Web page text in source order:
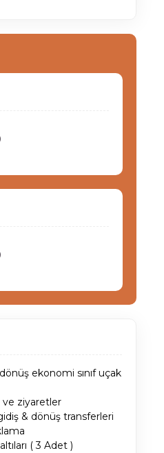
ekonomi sınıf uçak
ve ziyaretler
& dönüş transferleri
( 3 Adet )